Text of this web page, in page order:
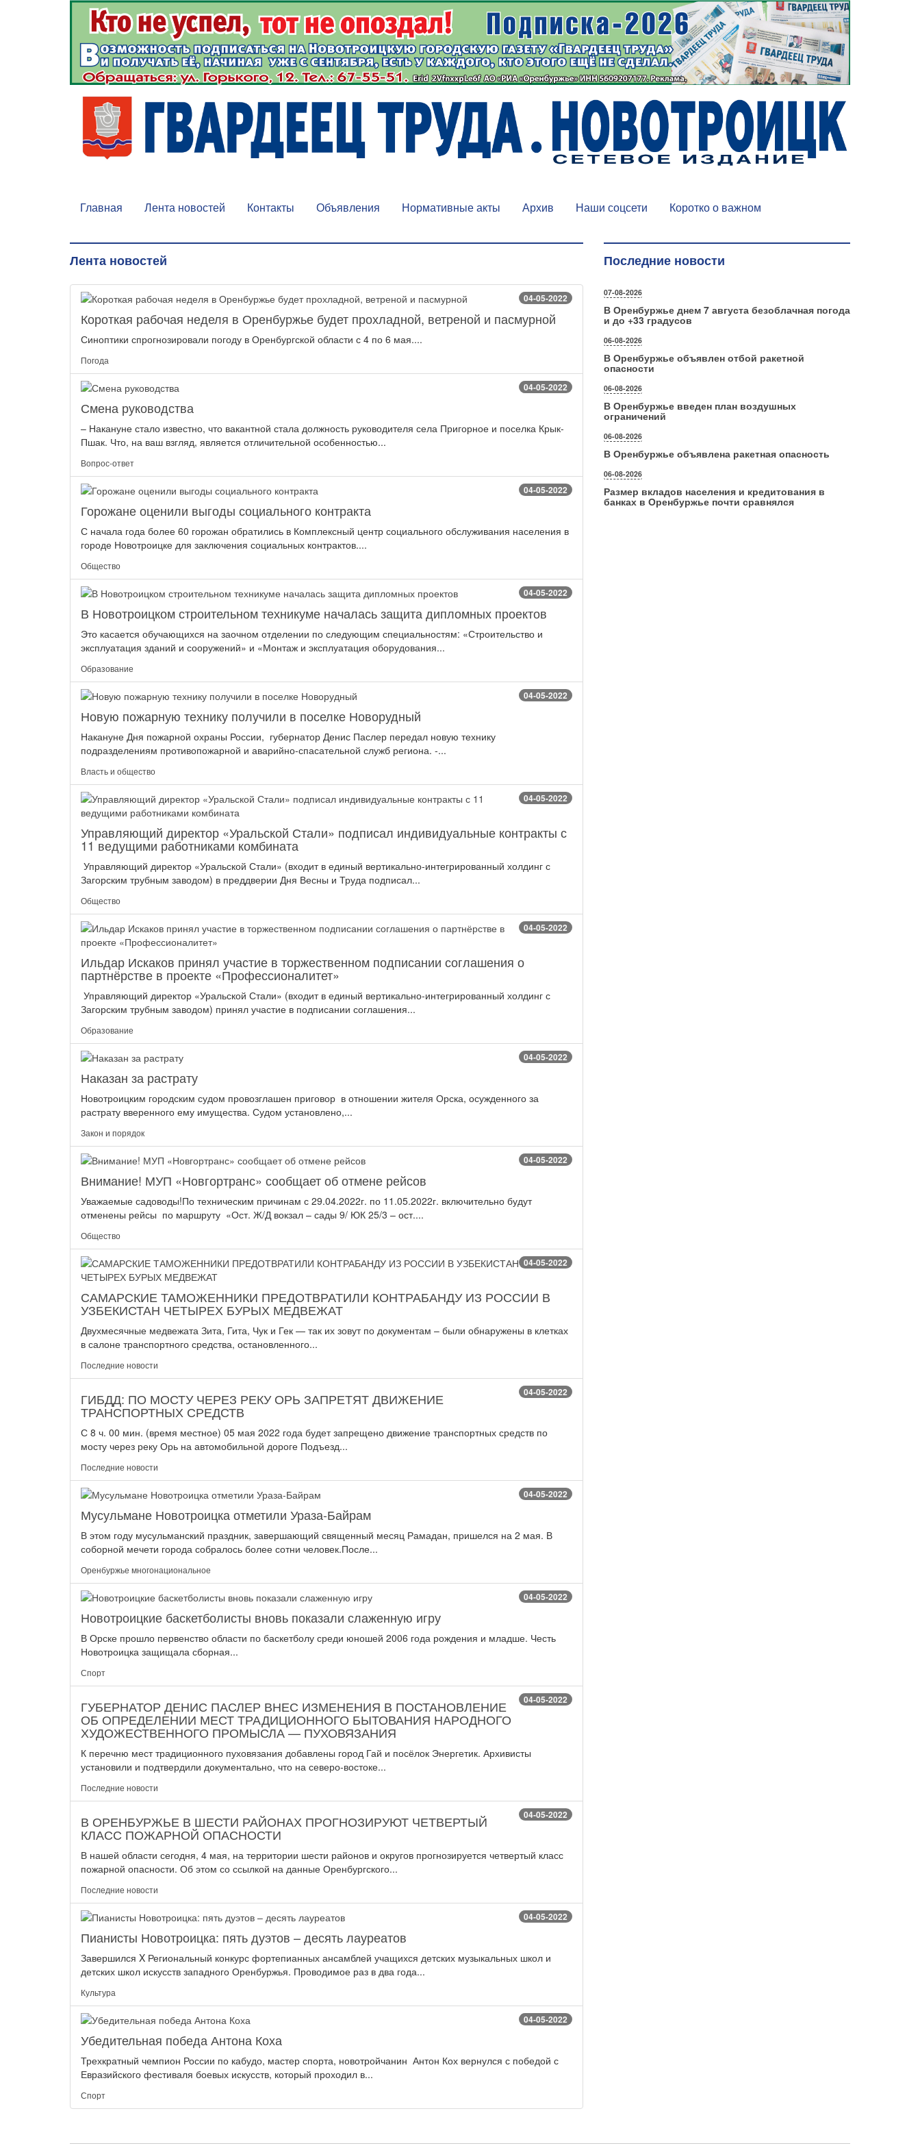
Главная Лента новостей Контакты Объявления Нормативные акты Архив Наши соцсети Коротко о важном
Лента новостей
04-05-2022
Короткая рабочая неделя в Оренбуржье будет прохладной, ветреной и пасмурной
Синоптики спрогнозировали погоду в Оренбургской области с 4 по 6 мая....
Погода
04-05-2022
Смена руководства
– Накануне стало известно, что вакантной стала должность руководителя села Пригорное и поселка Крык-
Пшак. Что, на ваш взгляд, является отличительной особенностью...
Вопрос-ответ
04-05-2022
Горожане оценили выгоды социального контракта
С начала года более 60 горожан обратились в Комплексный центр социального обслуживания населения в
городе Новотроицке для заключения социальных контрактов....
Общество
04-05-2022
В Новотроицком строительном техникуме началась защита дипломных проектов
Это касается обучающихся на заочном отделении по следующим специальностям: «Строительство и
эксплуатация зданий и сооружений» и «Монтаж и эксплуатация оборудования...
Образование
04-05-2022
Новую пожарную технику получили в поселке Новорудный
Накануне Дня пожарной охраны России, губернатор Денис Паслер передал новую технику
подразделениям противопожарной и аварийно-спасательной служб региона. -...
Власть и общество
04-05-2022
Управляющий директор «Уральской Стали» подписал индивидуальные контракты с
11 ведущими работниками комбината
Управляющий директор «Уральской Стали» (входит в единый вертикально-интегрированный холдинг с
Загорским трубным заводом) в преддверии Дня Весны и Труда подписал...
Общество
04-05-2022
Ильдар Искаков принял участие в торжественном подписании соглашения о
партнёрстве в проекте «Профессионалитет»
Управляющий директор «Уральской Стали» (входит в единый вертикально-интегрированный холдинг с
Загорским трубным заводом) принял участие в подписании соглашения...
Образование
04-05-2022
Наказан за растрату
Новотроицким городским судом провозглашен приговор в отношении жителя Орска, осужденного за
растрату вверенного ему имущества. Судом установлено,...
Закон и порядок
04-05-2022
Внимание! МУП «Новгортранс» сообщает об отмене рейсов
Уважаемые садоводы!По техническим причинам с 29.04.2022г. по 11.05.2022г. включительно будут
отменены рейсы по маршруту «Ост. Ж/Д вокзал – сады 9/ ЮК 25/3 – ост....
Общество
04-05-2022
САМАРСКИЕ ТАМОЖЕННИКИ ПРЕДОТВРАТИЛИ КОНТРАБАНДУ ИЗ РОССИИ В
УЗБЕКИСТАН ЧЕТЫРЕХ БУРЫХ МЕДВЕЖАТ
Двухмесячные медвежата Зита, Гита, Чук и Гек — так их зовут по документам – были обнаружены в клетках
в салоне транспортного средства, остановленного...
Последние новости
04-05-2022
ГИБДД: ПО МОСТУ ЧЕРЕЗ РЕКУ ОРЬ ЗАПРЕТЯТ ДВИЖЕНИЕ
ТРАНСПОРТНЫХ СРЕДСТВ
С 8 ч. 00 мин. (время местное) 05 мая 2022 года будет запрещено движение транспортных средств по
мосту через реку Орь на автомобильной дороге Подъезд...
Последние новости
04-05-2022
Мусульмане Новотроицка отметили Ураза-Байрам
В этом году мусульманский праздник, завершающий священный месяц Рамадан, пришелся на 2 мая. В
соборной мечети города собралось более сотни человек.После...
Оренбуржье многонациональное
04-05-2022
Новотроицкие баскетболисты вновь показали слаженную игру
В Орске прошло первенство области по баскетболу среди юношей 2006 года рождения и младше. Честь
Новотроицка защищала сборная...
Спорт
04-05-2022
ГУБЕРНАТОР ДЕНИС ПАСЛЕР ВНЕС ИЗМЕНЕНИЯ В ПОСТАНОВЛЕНИЕ
ОБ ОПРЕДЕЛЕНИИ МЕСТ ТРАДИЦИОННОГО БЫТОВАНИЯ НАРОДНОГО
ХУДОЖЕСТВЕННОГО ПРОМЫСЛА — ПУХОВЯЗАНИЯ
К перечню мест традиционного пуховязания добавлены город Гай и посёлок Энергетик. Архивисты
установили и подтвердили документально, что на северо-востоке...
Последние новости
04-05-2022
В ОРЕНБУРЖЬЕ В ШЕСТИ РАЙОНАХ ПРОГНОЗИРУЮТ ЧЕТВЕРТЫЙ
КЛАСС ПОЖАРНОЙ ОПАСНОСТИ
В нашей области сегодня, 4 мая, на территории шести районов и округов прогнозируется четвертый класс
пожарной опасности. Об этом со ссылкой на данные Оренбургского...
Последние новости
04-05-2022
Пианисты Новотроицка: пять дуэтов – десять лауреатов
Завершился X Региональный конкурс фортепианных ансамблей учащихся детских музыкальных школ и
детских школ искусств западного Оренбуржья. Проводимое раз в два года...
Культура
04-05-2022
Убедительная победа Антона Коха
Трехкратный чемпион России по кабудо, мастер спорта, новотройчанин Антон Кох вернулся с победой с
Евразийского фестиваля боевых искусств, который проходил в...
Спорт
Последние новости
07-08-2026
В Оренбуржье днем 7 августа безоблачная погода
и до +33 градусов
06-08-2026
В Оренбуржье объявлен отбой ракетной
опасности
06-08-2026
В Оренбуржье введен план воздушных
ограничений
06-08-2026
В Оренбуржье объявлена ракетная опасность
06-08-2026
Размер вкладов населения и кредитования в
банках в Оренбуржье почти сравнялся